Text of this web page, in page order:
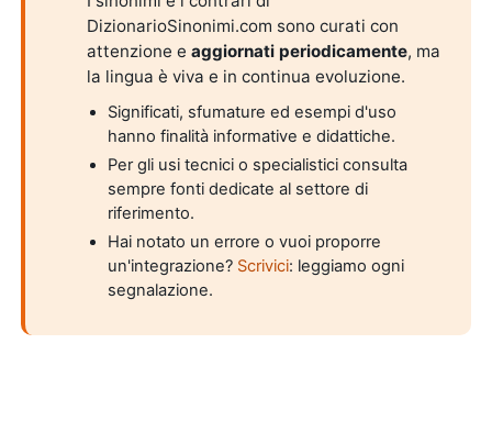
DizionarioSinonimi.com sono curati con
attenzione eaggiornati periodicamente, ma
la lingua è viva e in continua evoluzione.
Significati, sfumature ed esempi d'uso
hanno finalità informative e didattiche.
Per gli usi tecnici o specialistici consulta
sempre fonti dedicate al settore di
riferimento.
Hai notato un errore o vuoi proporre
un'integrazione? Scrivici: leggiamo ogni
segnalazione.